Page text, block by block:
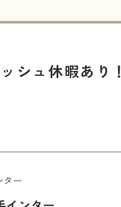
シュ休暇あり！
ター